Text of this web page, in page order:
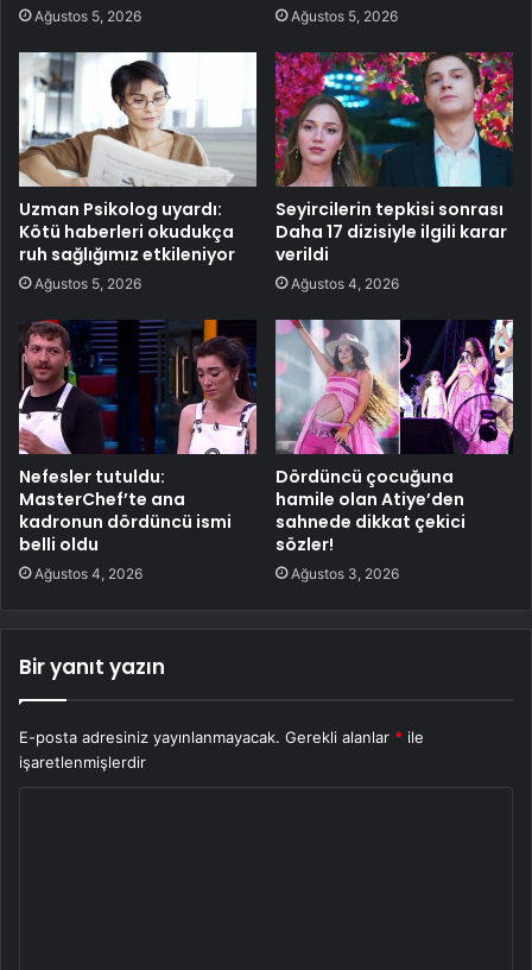
Ağustos 5, 2026 Ağustos 5, 2026
Uzman Psikolog uyardı:
Kötü haberleri okudukça
ruh sağlığımız etkileniyor
Ağustos 5, 2026
Seyircilerin tepkisi sonrası
Daha 17 dizisiyle ilgili karar
verildi
Ağustos 4, 2026
Nefesler tutuldu:
MasterChef’te ana
kadronun dördüncü ismi
belli oldu
Ağustos 4, 2026
Dördüncü çocuğuna
hamile olan Atiye’den
sahnede dikkat çekici
sözler!
Ağustos 3, 2026
Bir yanıt yazın
E-posta adresiniz yayınlanmayacak. Gerekli alanlar * ile
işaretlenmişlerdir